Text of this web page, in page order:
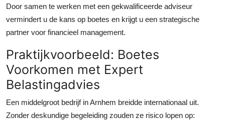
Door samen te werken met een gekwalificeerde adviseur
vermindert u de kans op boetes en krijgt u een strategische
partner voor financieel management.
Praktijkvoorbeeld: Boetes
Voorkomen met Expert
Belastingadvies
Een middelgroot bedrijf in Arnhem breidde internationaal uit.
Zonder deskundige begeleiding zouden ze risico lopen op: